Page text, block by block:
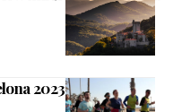
2023 [relacja]